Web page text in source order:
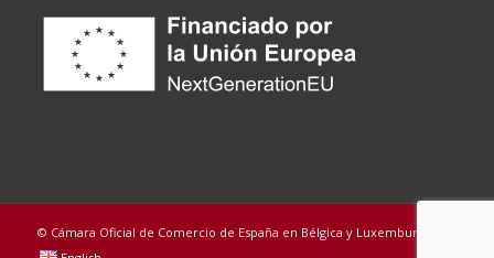
© Cámara Oficial de Comercio de España en Bélgica y Luxemburgo